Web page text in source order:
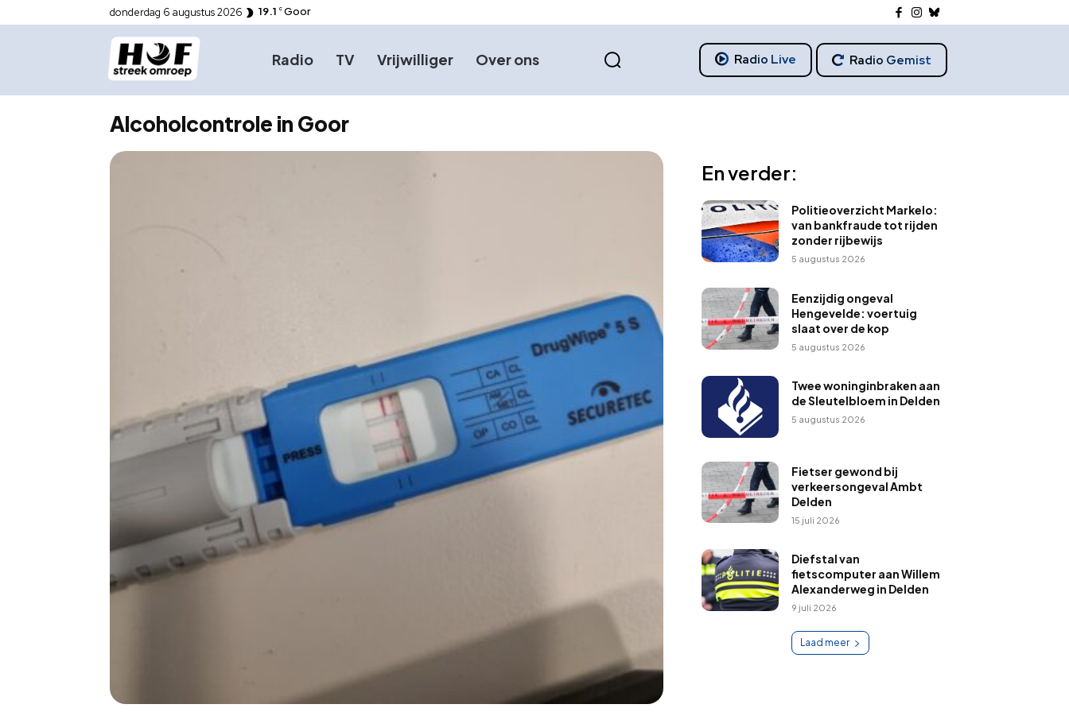
donderdag 6 augustus 2026 19.1 C Goor
Radio TV Vrijwilliger Over ons Radio Live Radio Gemist
Alcoholcontrole in Goor
En verder:
Politieoverzicht Markelo:
van bankfraude tot rijden
zonder rijbewijs
5 augustus 2026
Eenzijdig ongeval
Hengevelde: voertuig
slaat over de kop
5 augustus 2026
Twee woninginbraken aan
de Sleutelbloem in Delden
5 augustus 2026
Fietser gewond bij
verkeersongeval Ambt
Delden
15 juli 2026
Diefstal van
fietscomputer aan Willem
Alexanderweg in Delden
9 juli 2026
Laad meer